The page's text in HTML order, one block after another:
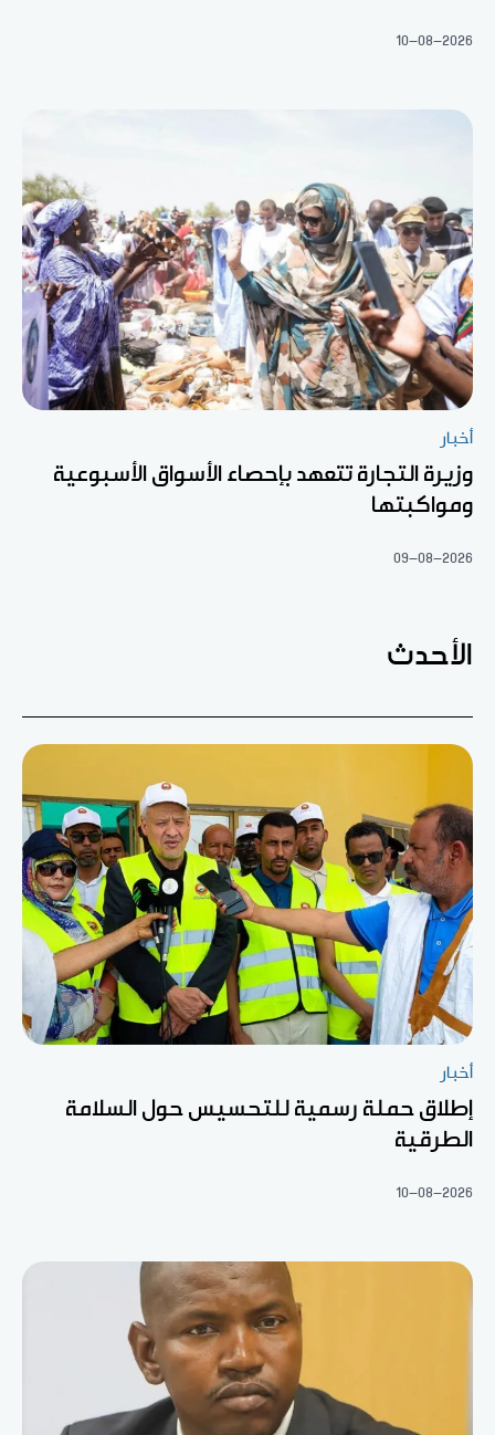
10-08-2026
أخبار
وزيرة التجارة تتعهد بإحصاء الأسواق الأسبوعية
ومواكبتها
09-08-2026
الأحدث
أخبار
إطلاق حملة رسمية للتحسيس حول السلامة
الطرقية
10-08-2026